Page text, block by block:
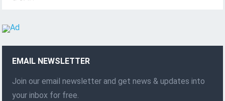
EMAIL NEWSLETTER
Join our email newsletter and get news & updates into
your inbox for free.